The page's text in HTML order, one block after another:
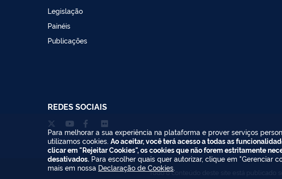
Legislação
Painéis
Publicações
REDES SOCIAIS
Todo o conteúdo deste site está publicado
Para melhorar a sua experiência na plataforma e prover serviços
utilizamos cookies. Ao aceitar, você terá acesso a todas as
clicar em "Rejeitar Cookies", os cookies que não forem estritamente
desativados. Para escolher quais quer autorizar, clique em "Gerenciar
mais em nossa Declaração de Cookies.